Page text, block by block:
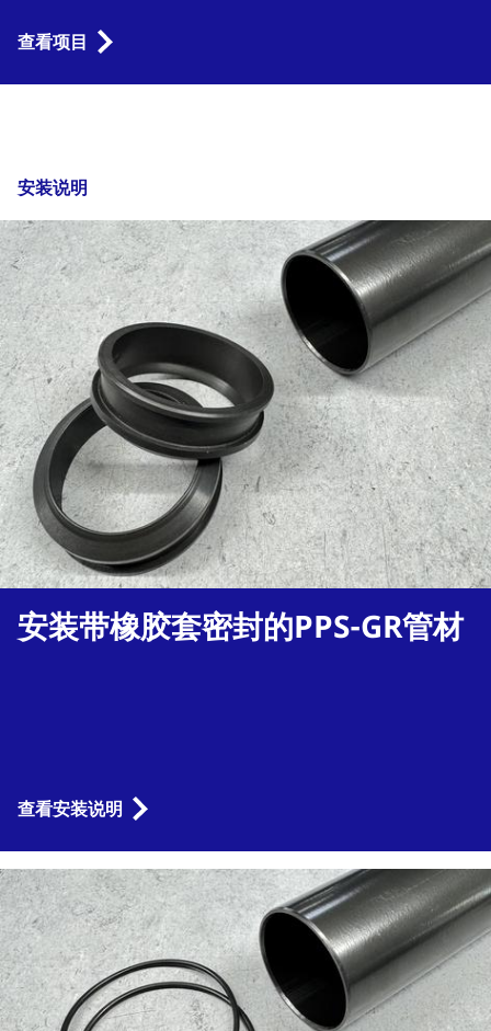
查看项目
安装说明
安装带橡胶套密封的PPS-GR管材
查看安装说明